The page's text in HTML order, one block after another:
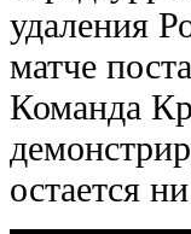
удаления
матче
Команда
остается